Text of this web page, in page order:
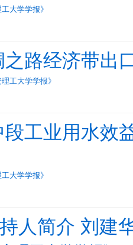
工大学学报》
之路经济带出
理工大学学报》
段工业用水
工大学学报》
持人简介 刘建